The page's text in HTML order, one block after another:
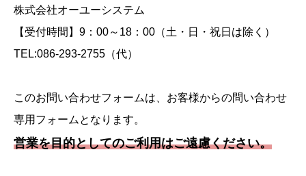
株式会社オーユーシステム
【受付時間】9：00～18：00（土・日・祝日は除く）
TEL:086-293-2755（代）
このお問い合わせフォームは、お客様からの問い合わせ
専用フォームとなります。
営業を目的としてのご利用はご遠慮ください。